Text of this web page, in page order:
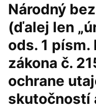
Národný
(ďalej len
ods. 1
zákona č.
ochrane
skutočností